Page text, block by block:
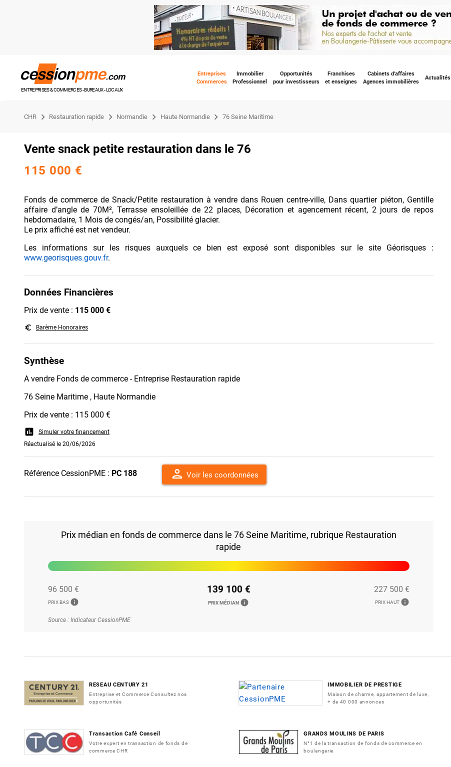
ENTREPRISES & COMMERCES - BUREAUX - LOCAUX
Entreprises
Commerces
Immobilier
Professionnel
Opportunités
pour investisseurs
Franchises
et enseignes
Cabinets d'affaires
Agences immobilières
Actualités
CHR Restauration rapide Normandie Haute Normandie 76 Seine Maritime
Vente snack petite restauration dans le 76
115 000 €
Fonds de commerce de Snack/Petite restauration à vendre dans Rouen centre-ville, Dans quartier piéton, Gentille
affaire d’angle de 70M², Terrasse ensoleillée de 22 places, Décoration et agencement récent, 2 jours de repos
hebdomadaire, 1 Mois de congés/an, Possibilité glacier.
Le prix affiché est net vendeur.
Les informations sur les risques auxquels ce bien est exposé sont disponibles sur le site Géorisques :
www.georisques.gouv.fr.
Données Financières
Prix de vente : 115 000 €
euro_symbol Barème Honoraires
Synthèse
A vendre Fonds de commerce - Entreprise Restauration rapide
76 Seine Maritime , Haute Normandie
Prix de vente : 115 000 €
assessment
Simuler votre financement
Réactualisé le 20/06/2026
Référence CessionPME : PC 188 person Voir les coordonnées
Prix médian en fonds de commerce dans le 76 Seine Maritime, rubrique Restauration
rapide
96 500 €
PRIX BAS info
139 100 €
PRIX MÉDIAN info
227 500 €
PRIX HAUT info
Source : Indicateur CessionPME
RESEAU CENTURY 21
Entreprise et Commerce Consultez nos
opportunités
IMMOBILIER DE PRESTIGE
Maison de charme, appartement de luxe,
+ de 40 000 annonces
Transaction Café Conseil
Votre expert en transaction de fonds de
commerce CHR
GRANDS MOULINS DE PARIS
N°1 de la transaction de fonds de commerce en
boulangerie